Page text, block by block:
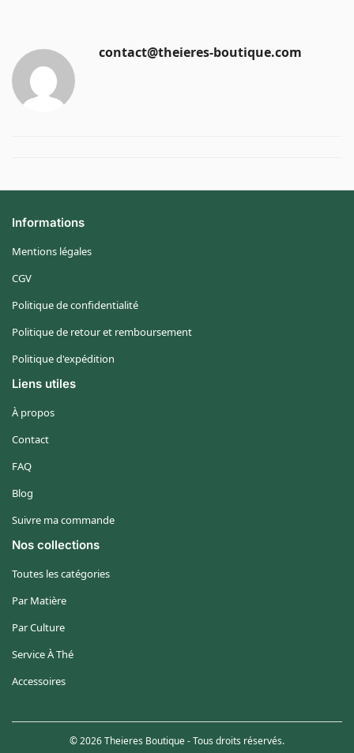
contact@theieres-boutique.com
Informations
Mentions légales
CGV
Politique de confidentialité
Politique de retour et remboursement
Politique d'expédition
Liens utiles
À propos
Contact
FAQ
Blog
Suivre ma commande
Nos collections
Toutes les catégories
Par Matière
Par Culture
Service À Thé
Accessoires
© 2026 Theieres Boutique - Tous droits réservés.